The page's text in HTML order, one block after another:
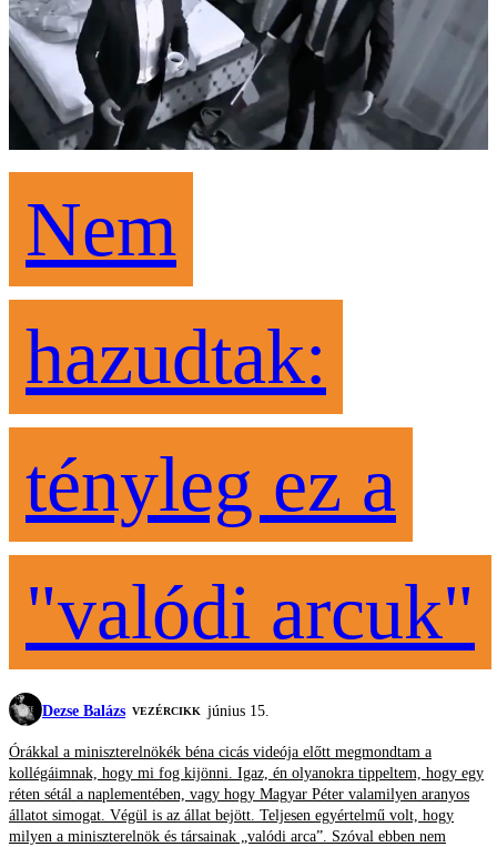
Nem
hazudtak:
tényleg ez a
"valódi arcuk"
Dezse Balázs VEZÉRCIKK június 15.
Órákkal a miniszterelnökék béna cicás videója előtt megmondtam a
kollégáimnak, hogy mi fog kijönni. Igaz, én olyanokra tippeltem, hogy egy
réten sétál a naplementében, vagy hogy Magyar Péter valamilyen aranyos
állatot simogat. Végül is az állat bejött. Teljesen egyértelmű volt, hogy
milyen a miniszterelnök és társainak „valódi arca”. Szóval ebben nem